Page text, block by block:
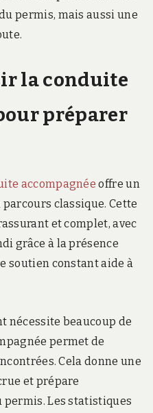
permis, mais aussi une
la conduite
préparer
accompagnée offre un
classique. Cette
et complet, avec
grâce à la présence
soutien constant aide à
nécessite beaucoup de
permet de
Cela donne une
et prépare
permis. Les statistiques